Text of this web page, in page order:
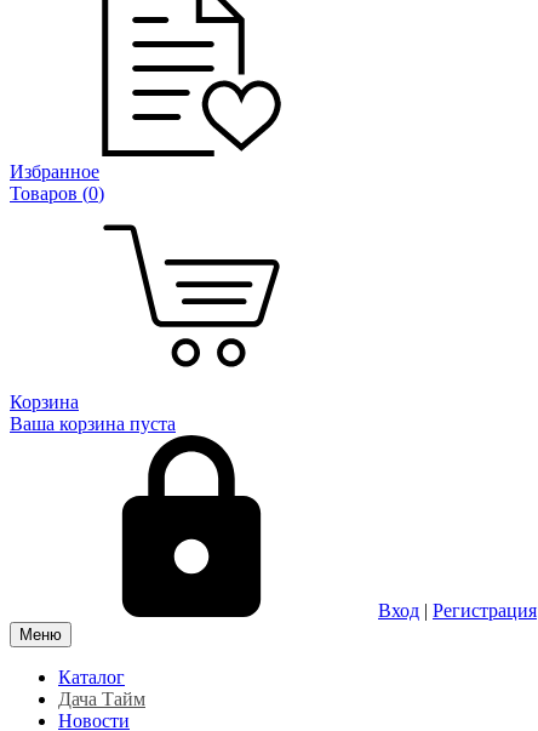
Избранное
Товаров (0)
Корзина
Ваша корзина пуста
Вход | Регистрация
Меню
Каталог
Дача Тайм
Новости